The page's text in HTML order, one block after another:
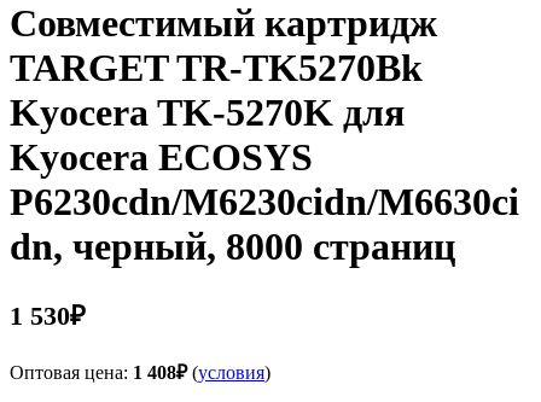
Совместимый картридж
TARGET TR-TK5270Bk
Kyocera TK-5270K для
Kyocera ECOSYS
P6230cdn/M6230cidn/M6630ci
dn, черный, 8000 страниц
1 530₽
Оптовая цена: 1 408₽(условия)